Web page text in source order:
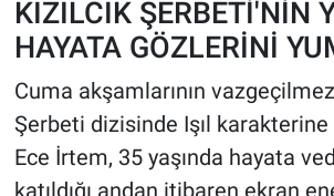
KIZILCIK ŞERBETİ'NİN
HAYATA GÖZLERİNİ
Cuma akşamlarının vazgeçilmez
Şerbeti dizisinde Işıl
Ece İrtem, 35 yaşında hayata
katıldığı andan itibaren ekran